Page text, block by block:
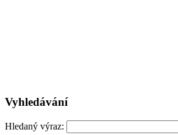
Vyhledávání
Hledaný výraz: